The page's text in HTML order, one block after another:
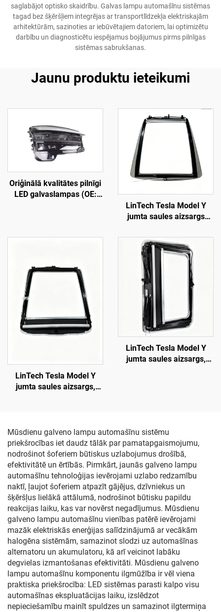
saglabājot optisko skaidrību. Galvas lampu automašīnu sistēmas
tagad bez šķēršļiem integrējas ar transportlīdzekļa elektriskajām
arhitektūrām, sazinoties ar iebūvētajiem datoriem, lai optimizētu
darbību un diagnosticētu iespējamus bojājumus pirms pilnīgas
sistēmas sabrukšanas.
Jaunu produktu ieteikumi
Oriģinālā kvalitātes pilnīgi
LED galvaslampas (OE:
polikarbonāta lēca,
ekspluatācijas laiks 50
000 stundas, galvaslampu
aizvietošanai Model 3/Y
modelim un pārrobežu
LinTech Tesla Model Y
jumta saules aizsargs
klikšķa balss vadība,
pretspīduma UV
aizsardzība
LinTech Tesla Model Y
jumta saules aizsargs,
LinTech Tesla Model Y
jumta saules aizsargs,
Mūsdienu galveno lampu automašīnu sistēmu
priekšrocības iet daudz tālāk par pamatapgaismojumu,
nodrošinot šoferiem būtiskus uzlabojumus drošībā,
efektivitātē un ērtībās. Pirmkārt, jaunās galveno lampu
automašīnu tehnoloģijas ievērojami uzlabo redzamību
naktī, ļaujot šoferiem atpazīt gājējus, dzīvniekus un
šķēršļus lielākā attālumā, nodrošinot būtisku papildu
reakcijas laiku, kas var novērst negadījumus. Mūsdienu
galveno lampu automašīnu vienības patērē ievērojami
mazāk elektriskās enerģijas salīdzinājumā ar vecākām
halogēna sistēmām, samazinot slodzi uz automašīnas
alternatoru un akumulatoru, kā arī veicinot labāku
degvielas izmantošanas efektivitāti. Mūsdienu galveno
lampu automašīnu komponentu ilgmūžība ir vēl viena
praktiska priekšrocība: LED sistēmas parasti kalpo visu
automašīnas ekspluatācijas laiku, izslēdzot
nepieciešamību mainīt spuldzes un samazinot ilgtermiņa